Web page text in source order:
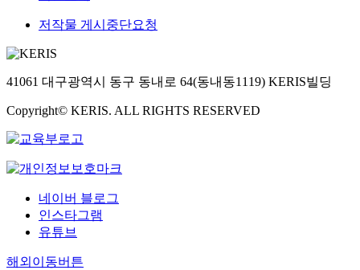
저작물 게시중단요청
41061 대구광역시 동구 동내로 64(동내동1119) KERIS빌딩
Copyright© KERIS. ALL RIGHTS RESERVED
네이버 블로그
인스타그램
유튜브
해외이동버튼